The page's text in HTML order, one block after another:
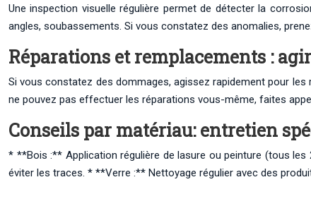
Une inspection visuelle régulière permet de détecter la
angles, soubassements. Si vous constatez des anomalies,
Réparations et remplacements :
Si vous constatez des dommages, agissez rapidement pour
ne pouvez pas effectuer les réparations vous-même, faites
Conseils par matériau: entretien
* **Bois :** Application régulière de lasure ou peinture (tous
éviter les traces. * **Verre :** Nettoyage régulier avec des